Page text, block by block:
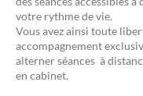
votre rythme de vie.
Vous avez ainsi toute
accompagnement
alterner séances à
en cabinet.